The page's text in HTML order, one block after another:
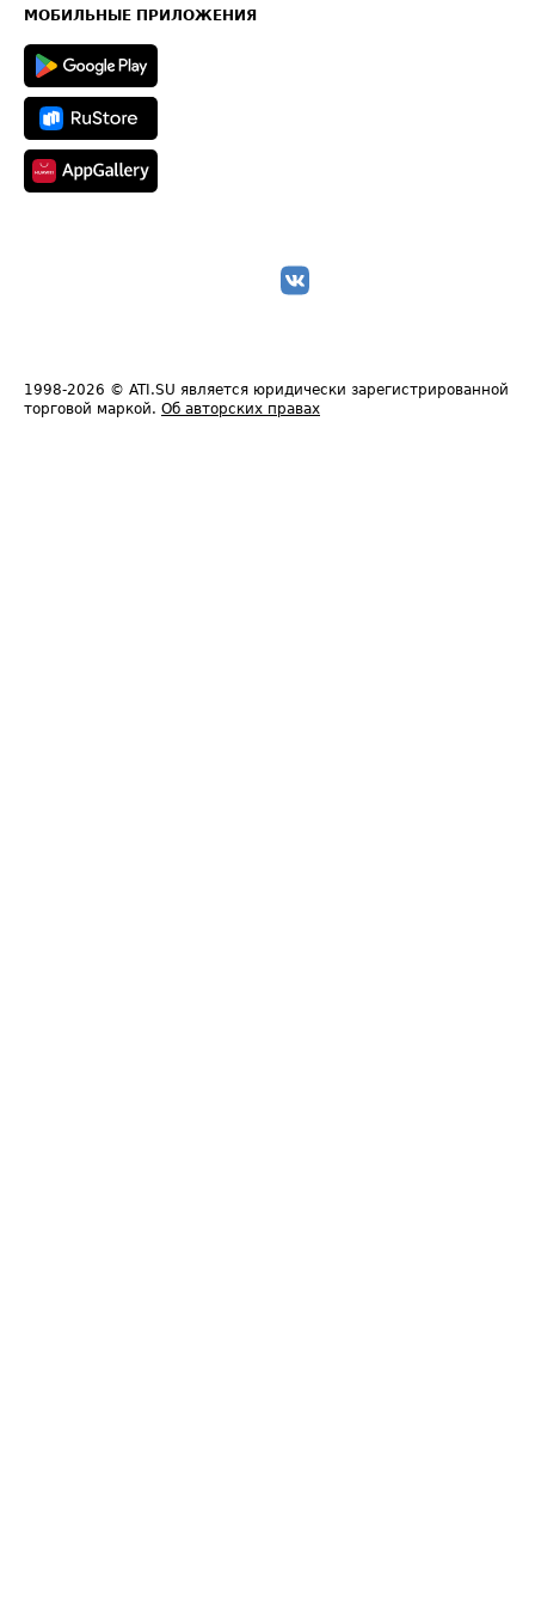
Техническая информация
МОБИЛЬНЫЕ ПРИЛОЖЕНИЯ
1998-2026 © ATI.SU является юридически зарегистрированной
торговой маркой. Об авторских правах